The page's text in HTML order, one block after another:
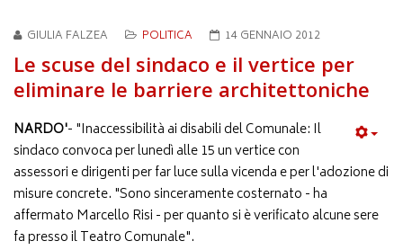
GIULIA FALZEA POLITICA 14 GENNAIO 2012
Le scuse del sindaco e il vertice per
eliminare le barriere architettoniche
NARDO'- "Inaccessibilità ai disabili del Comunale: Il
sindaco convoca per lunedì alle 15 un vertice con
assessori e dirigenti per far luce sulla vicenda e per l'adozione di
misure concrete. "Sono sinceramente costernato - ha
affermato Marcello Risi - per quanto si è verificato alcune sere
fa presso il Teatro Comunale".